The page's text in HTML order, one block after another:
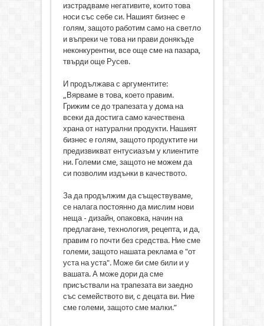
изстрадваме негативите, които това
носи със себе си. Нашият бизнес е
голям, защото работим само на светло
и въпреки че това ни прави донякъде
неконкурентни, все още сме на пазара,
твърди още Русев.
И продължава с аргументите:
„Вярваме в това, което правим.
Грижим се до трапезата у дома на
всеки да достига само качествена
храна от натурални продукти. Нашият
бизнес е голям, защото продуктите ни
предизвикват ентусиазъм у клиентите
ни. Големи сме, защото не можем да
си позволим издънки в качеството.
За да продължим да съществуваме,
се налага постоянно да мислим нови
неща - дизайн, опаковка, начин на
предлагане, технология, рецепта, и да,
правим го почти без средства. Ние сме
големи, защото нашата реклама е "от
уста на уста". Може би сме били и у
вашата. А може дори да сме
присъствали на трапезата ви заедно
със семейството ви, с децата ви. Ние
сме големи, защото сме малки.”